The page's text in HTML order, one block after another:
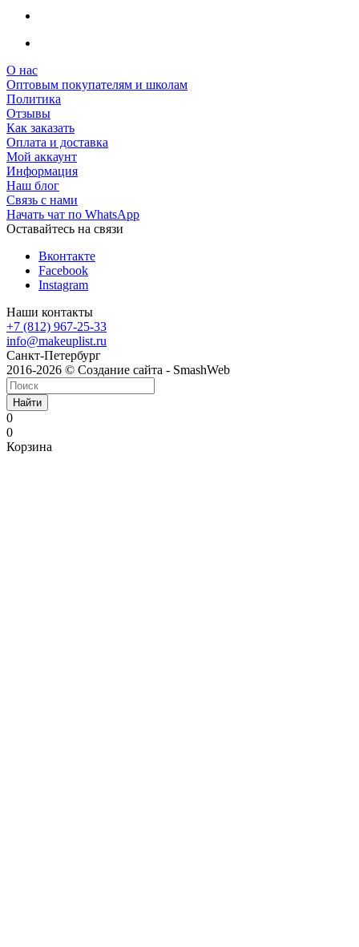
О нас
Оптовым покупателям и школам
Политика
Отзывы
Как заказать
Оплата и доставка
Мой аккаунт
Информация
Наш блог
Связь с нами
Начать чат по WhatsApp
Оставайтесь на связи
Вконтакте
Facebook
Instagram
Наши контакты
+7 (812) 967-25-33
info@makeuplist.ru
Санкт-Петербург
2016-2026 © Создание сайта - SmashWeb
Найти
0
0
Корзина